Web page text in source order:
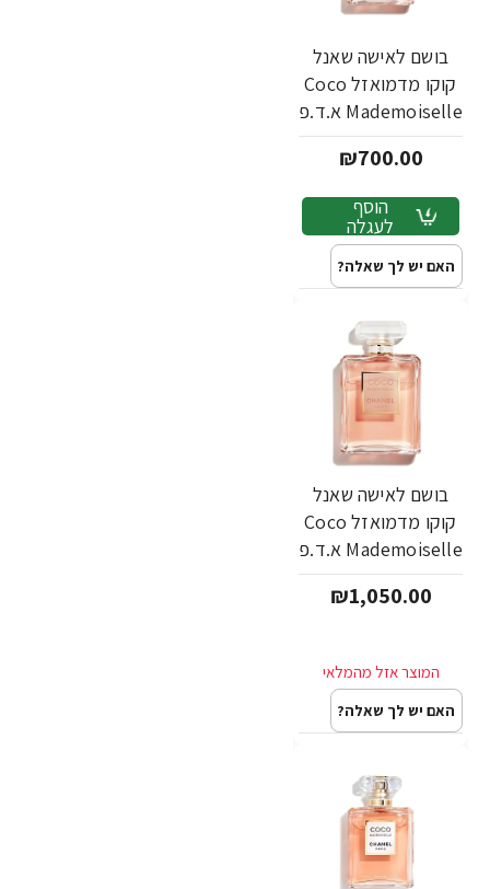
בושם לאישה שאנל
קוקו מדמואזל Coco
Mademoiselle א.ד.פ
100 מ"ל - מבית
Chanel
₪700.00
הוסף
לעגלה
האם יש לך שאלה?
בושם לאישה שאנל
קוקו מדמואזל Coco
Mademoiselle א.ד.פ
200 מ"ל - מבית
Chanel
₪1,050.00
האם יש לך שאלה?